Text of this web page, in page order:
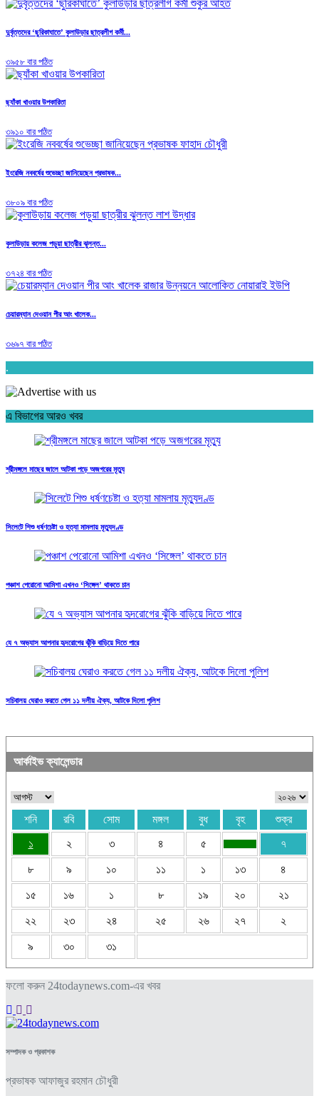
দুর্বৃত্তদের ‘ছুরিকাঘাতে’ কুলাউড়ার ছাত্রলীগ কর্মী...
৩৯৫৮ বার পঠিত
ছ্যাঁকা খাওয়ার উপকারিতা
৩৯১০ বার পঠিত
ইংরেজি নববর্ষের শুভেচ্ছা জানিয়েছেন প্রভাষক...
৩৮০৯ বার পঠিত
কুলাউড়ায় কলেজ পড়ুয়া ছাত্রীর ঝুলন্ত...
৩৭২৪ বার পঠিত
চেয়ারম্যান দেওয়ান পীর আং খালেক...
৩৬৯৭ বার পঠিত
.
এ বিভাগের আরও খবর
শ্রীমঙ্গলে মাছের জালে আটকা পড়ে অজগরের মৃত্যু
সিলেটে শিশু ধর্ষণচেষ্টা ও হত্যা মামলায় মৃত্যুদণ্ড
পঞ্চাশ পেরোনো আমিশা এখনও ‘সিঙ্গেল’ থাকতে চান
যে ৭ অভ্যাস আপনার হৃদরোগের ঝুঁকি বাড়িয়ে দিতে পারে
সচিবালয় ঘেরাও করতে গেল ১১ দলীয় ঐক্য, আটকে দিলো পুলিশ
আর্কাইভ ক্যালেন্ডার
শনি রবি সোম মঙ্গল বুধ বৃহ
শুক্র
১
২ ৩ ৪ ৫ ৭
৮ ৯ ১০ ১১ ১ ১৩ ৪
১৫ ১৬ ১ ৮ ১৯ ২০ ২১
২২ ২৩ ২৪ ২৫ ২৬ ২৭ ২
৯ ৩০ ৩১
ফলো করুন 24todaynews.com-এর খবর
সম্পাদক ও প্রকাশক
প্রভাষক আফাজুর রহমান চৌধুরী